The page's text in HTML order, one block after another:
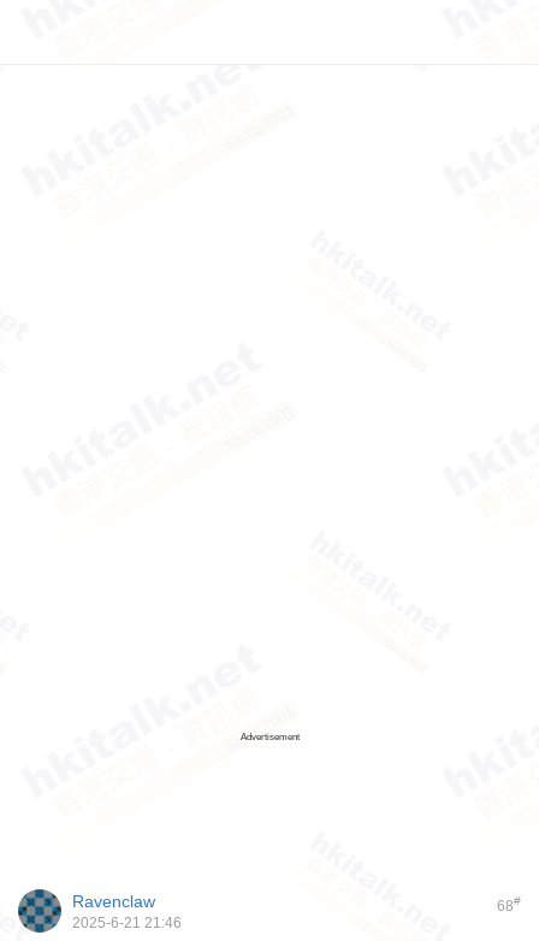
Advertisement
68#
Ravenclaw
2025-6-21 21:46